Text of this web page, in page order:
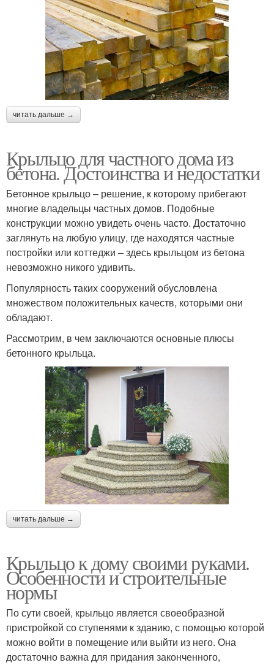
читать дальше →
Крыльцо для частного дома из
бетона. Достоинства и недостатки
Бетонное крыльцо – решение, к которому прибегают
многие владельцы частных домов. Подобные
конструкции можно увидеть очень часто. Достаточно
заглянуть на любую улицу, где находятся частные
постройки или коттеджи – здесь крыльцом из бетона
невозможно никого удивить.
Популярность таких сооружений обусловлена
множеством положительных качеств, которыми они
обладают.
Рассмотрим, в чем заключаются основные плюсы
бетонного крыльца.
читать дальше →
Крыльцо к дому своими руками.
Особенности и строительные
нормы
По сути своей, крыльцо является своеобразной
пристройкой со ступенями к зданию, с помощью которой
можно войти в помещение или выйти из него. Она
достаточно важна для придания законченного,